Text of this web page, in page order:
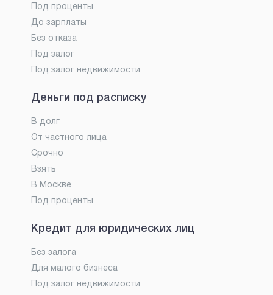
Под проценты
До зарплаты
Без отказа
Под залог
Под залог недвижимости
Деньги под расписку
В долг
От частного лица
Срочно
Взять
В Москве
Под проценты
Кредит для юридических лиц
Без залога
Для малого бизнеса
Под залог недвижимости